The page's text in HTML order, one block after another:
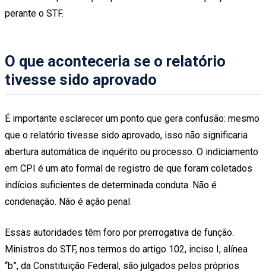
perante o STF.
O que aconteceria se o relatório
tivesse sido aprovado
É importante esclarecer um ponto que gera confusão: mesmo
que o relatório tivesse sido aprovado, isso não significaria
abertura automática de inquérito ou processo. O indiciamento
em CPI é um ato formal de registro de que foram coletados
indícios suficientes de determinada conduta. Não é
condenação. Não é ação penal.
Essas autoridades têm foro por prerrogativa de função.
Ministros do STF, nos termos do artigo 102, inciso I, alínea
“b”, da Constituição Federal, são julgados pelos próprios